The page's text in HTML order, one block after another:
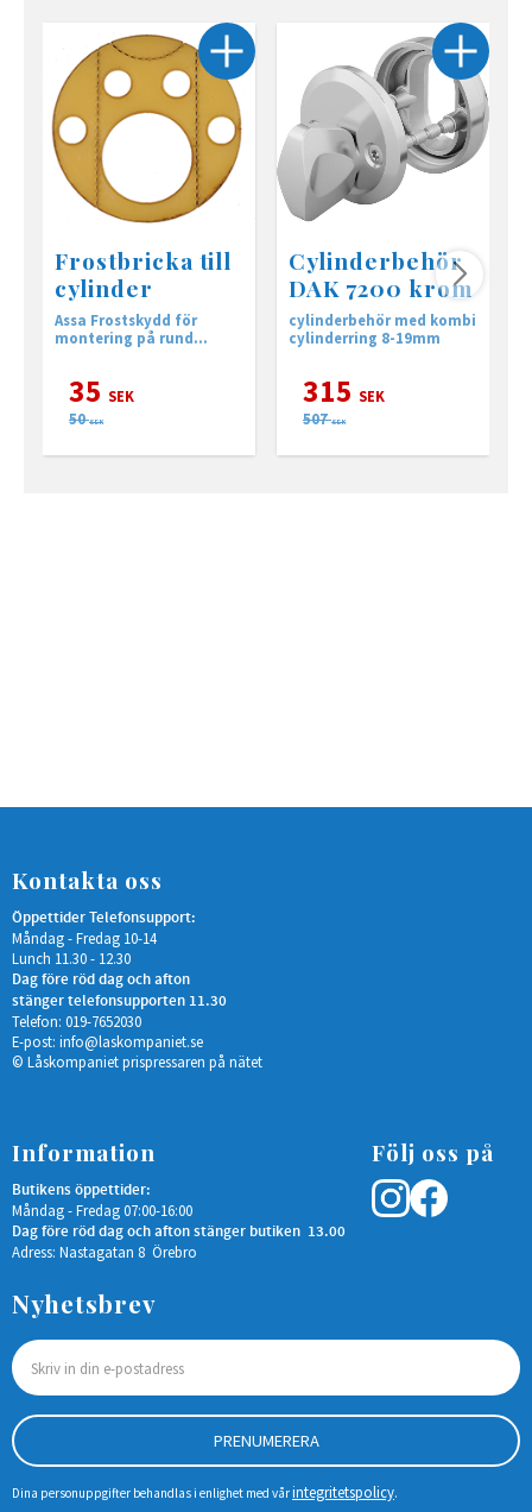
Frostbricka till
cylinder
Assa Frostskydd för
montering på rund
35 SEK
50 SEK
Cylinderbehör
DAK 7200 krom
cylinderbehör med kombi
cylinderring 8-19mm
315 SEK
507 SEK
Kontakta oss
Öppettider Telefonsupport:
Måndag - Fredag 10-14
Lunch 11.30 - 12.30
Dag före röd dag och afton
stänger telefonsupporten 11.30
Telefon: 019-7652030
E-post: info@laskompaniet.se
© Låskompaniet prispressaren på nätet
Information
Butikens öppettider:
Måndag - Fredag 07:00-16:00
Dag före röd dag och afton stänger butiken 13.00
Adress: Nastagatan 8 Örebro
Följ oss på
Nyhetsbrev
PRENUMERERA
Dina personuppgifter behandlas i enlighet med vårintegritetspolicy.